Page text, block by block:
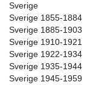
Sverige
Sverige 1855-1884
Sverige 1885-1903
Sverige 1910-1921
Sverige 1922-1934
Sverige 1935-1944
Sverige 1945-1959